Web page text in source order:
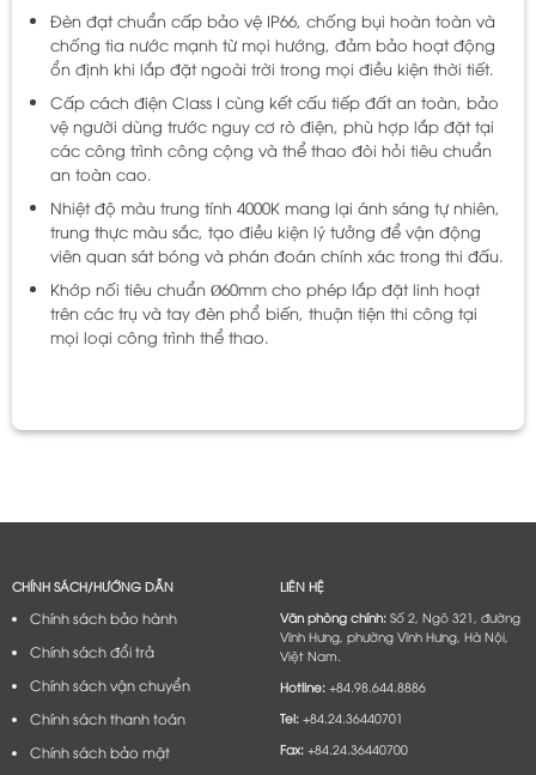
Đèn đạt chuẩn cấp bảo vệ IP66, chống bụi hoàn toàn và
chống tia nước mạnh từ mọi hướng, đảm bảo hoạt động
ổn định khi lắp đặt ngoài trời trong mọi điều kiện thời tiết.
Cấp cách điện Class I cùng kết cấu tiếp đất an toàn, bảo
vệ người dùng trước nguy cơ rò điện, phù hợp lắp đặt tại
các công trình công cộng và thể thao đòi hỏi tiêu chuẩn
an toàn cao.
Nhiệt độ màu trung tính 4000K mang lại ánh sáng tự nhiên,
trung thực màu sắc, tạo điều kiện lý tưởng để vận động
viên quan sát bóng và phán đoán chính xác trong thi đấu.
Khớp nối tiêu chuẩn Ø60mm cho phép lắp đặt linh hoạt
trên các trụ và tay đèn phổ biến, thuận tiện thi công tại
mọi loại công trình thể thao.
CHÍNH SÁCH/HƯỚNG DẪN
Chính sách bảo hành
Chính sách đổi trả
Chính sách vận chuyển
Chính sách thanh toán
Chính sách bảo mật
LIÊN HỆ
Văn phòng chính:Số 2, Ngõ 321, đường
Vĩnh Hưng, phường Vĩnh Hưng, Hà Nội,
Việt Nam.
Hotline:+84.98.644.8886
Tel:+84.24.36440701
Fax:+84.24.36440700